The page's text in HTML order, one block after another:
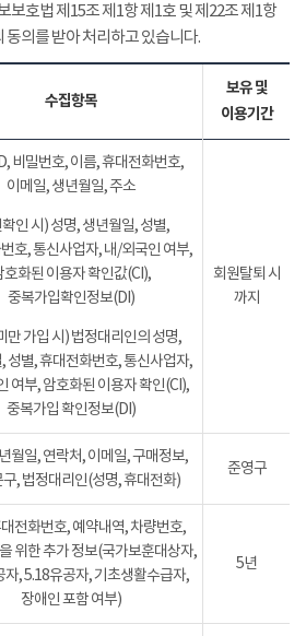
보호법 제15조 제1항 제1호 및 제22조 제1항
의를 받아 처리하고 있습니다.
수집항목
보유 및
이용기간
비밀번호, 이름, 휴대전화번호,
이메일, 생년월일, 주소
인 시) 성명, 생년월일, 성별,
호, 통신사업자, 내/외국인 여부,
호화된 이용자 확인값(CI),
중복가입확인정보(DI)
만 가입 시) 법정대리인의 성명,
성별, 휴대전화번호, 통신사업자,
여부, 암호화된 이용자 확인(CI),
중복가입 확인정보(DI)
회원탈퇴 시
까지
월일, 연락처, 이메일, 구매정보,
구, 법정대리인(성명, 휴대전화)
준영구
전화번호, 예약내역, 차량번호,
위한 추가 정보(국가보훈대상자,
자, 5.18유공자, 기초생활수급자,
장애인 포함 여부)
5년